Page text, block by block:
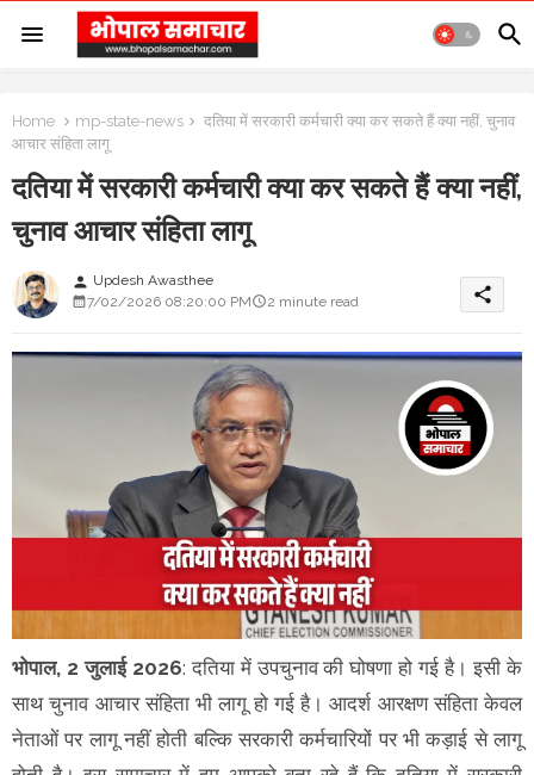
Home mp-state-news
दतिया में सरकारी कर्मचारी क्या कर सकते हैं क्या नहीं, चुनाव
आचार संहिता लागू
दतिया में सरकारी कर्मचारी क्या कर सकते हैं क्या नहीं,
चुनाव आचार संहिता लागू
person Updesh Awasthee
7/02/2026 08:20:00 PM
2 minute read share
भोपाल, 2 जुलाई 2026: दतिया में उपचुनाव की घोषणा हो गई है। इसी के
साथ चुनाव आचार संहिता भी लागू हो गई है। आदर्श आरक्षण संहिता केवल
नेताओं पर लागू नहीं होती बल्कि सरकारी कर्मचारियों पर भी कड़ाई से लागू